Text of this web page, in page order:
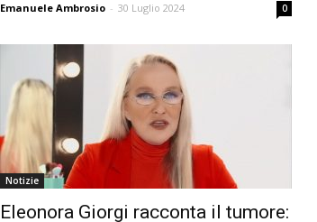
Emanuele Ambrosio - 30 Luglio 2024 0
Notizie
Eleonora Giorgi racconta il tumore: